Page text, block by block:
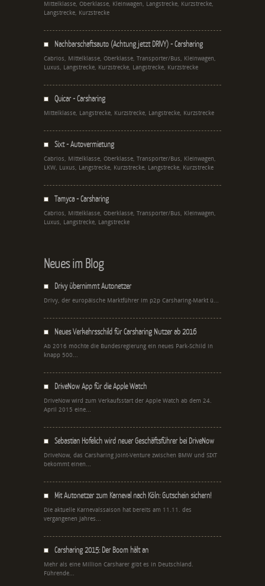
Mittelklasse, Oberklasse, Kleinwagen, Langstrecke, Kurzstrecke,
Langstrecke, Kurzstrecke
Nachbarschaftsauto (Achtung jetzt DRIVY) - Carsharing
Cabrios, Mittelklasse, Oberklasse, Transporter/Bus, Kleinwagen,
Luxus, Langstrecke, Kurzstrecke, Langstrecke, Kurzstrecke
Quicar - Carsharing
Mittelklasse, Langstrecke, Kurzstrecke, Langstrecke, Kurzstrecke
Sixt - Autovermietung
Cabrios, Mittelklasse, Oberklasse, Transporter/Bus, Kleinwagen,
LKW, Luxus, Langstrecke, Kurzstrecke, Langstrecke, Kurzstrecke
Tamyca - Carsharing
Cabrios, Mittelklasse, Oberklasse, Transporter/Bus, Kleinwagen,
Luxus, Langstrecke, Langstrecke
Neues im Blog
Drivy übernimmt Autonetzer
Drivy, der europäische Marktführer im p2p Carsharing-Markt ü...
Neues Verkehrsschild für Carsharing Nutzer ab 2016
Ab 2016 möchte die Bundesregierung ein neues Park-Schild in
knapp 500...
DriveNow App für die Apple Watch
DriveNow wird zum Verkaufsstart der Apple Watch ab dem 24.
April 2015 eine...
Sebastian Hofelich wird neuer Geschäftsführer bei DriveNow
DriveNow, das Carsharing Joint-Venture zwischen BMW und SIXT
bekommt einen...
Mit Autonetzer zum Karneval nach Köln: Gutschein sichern!
Die aktuelle Karnevalssaison hat bereits am 11.11. des
vergangenen Jahres...
Carsharing 2015: Der Boom hält an
Mehr als eine Million Carsharer gibt es in Deutschland.
Führende...